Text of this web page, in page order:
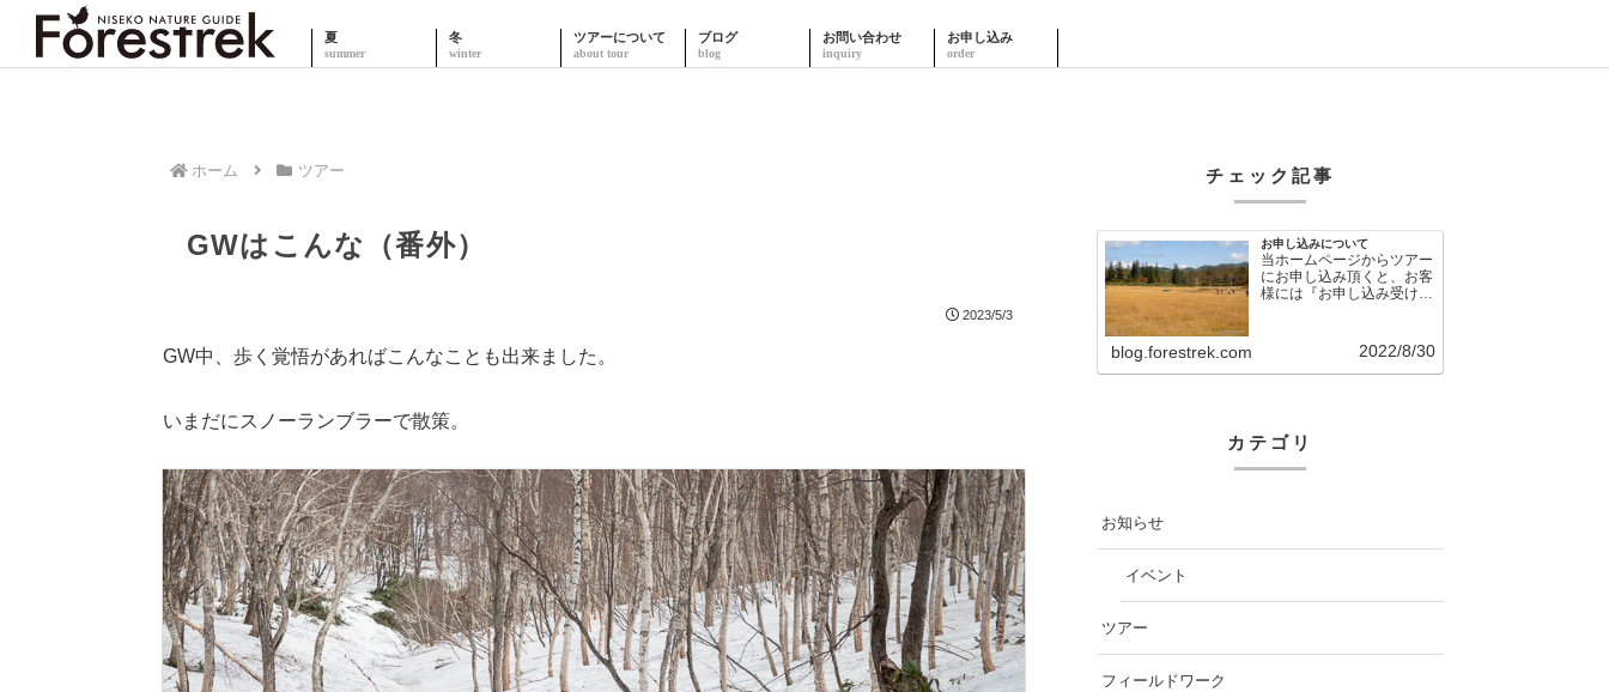
夏 冬 ツアーについて ブログ お問い合わせ お申し込み
ホーム ツアー
GWはこんな（番外）
2023/5/3
GW中、歩く覚悟があればこんなことも出来ました。
いまだにスノーランブラーで散策。
チェック記事
お申し込みについて
当ホームページからツアー
にお申し込み頂くと、お客
様には『お申し込み受け付
blog.forestrek.com 2022/8/30
カテゴリ
お知らせ
イベント
ツアー
フィールドワーク